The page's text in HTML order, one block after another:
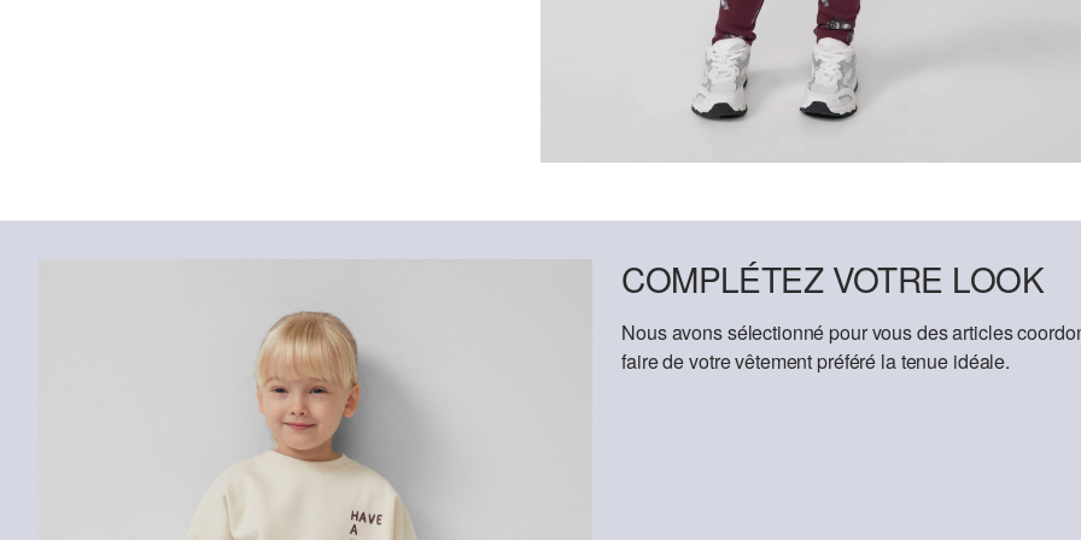
COMPLÉTEZ VOTRE LOOK
Nous avons sélectionné pour vous des articles
faire de votre vêtement préféré la tenue idéale.